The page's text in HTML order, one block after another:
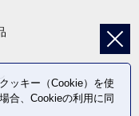
ッキー（Cookie）を使
合、Cookieの利用に同